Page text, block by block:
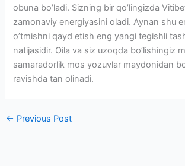
obuna bo’ladi. Sizning bir qo’lingizda
zamonaviy energiyasini oladi. Aynan shu
o’tmishni qayd etish eng yangi tegishli
natijasidir. Oila va siz uzoqda bo’lishingiz
samaradorlik mos yozuvlar maydonidan
ravishda tan olinadi.
← Previous Post